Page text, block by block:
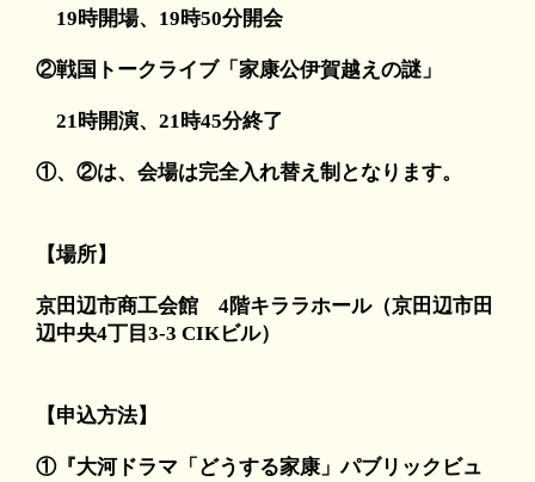
19時開場、19時50分開会
②戦国トークライブ「家康公伊賀越えの謎」
21時開演、21時45分終了
①、②は、会場は完全入れ替え制となります。
【場所】
京田辺市商工会館 4階キララホール（京田辺市田
辺中央4丁目3-3 CIKビル）
【申込方法】
①『大河ドラマ「どうする家康」パブリックビュ